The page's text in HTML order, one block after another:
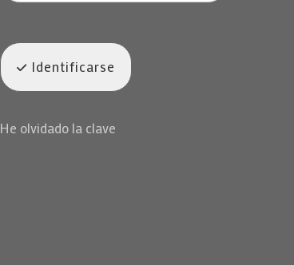
Identificarse
He olvidado la clave